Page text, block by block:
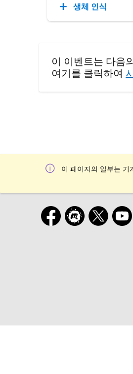
생체 인식
이 이벤트는 다음
여기를 클릭하여
이 페이지의 일부는 기